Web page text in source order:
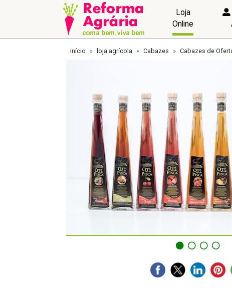
Loja
Online
início loja agrícola Cabazes Cabazes de